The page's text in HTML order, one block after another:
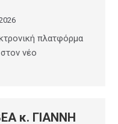
πλατφόρμα
νέο
κ. ΓΙΑΝΝΗ